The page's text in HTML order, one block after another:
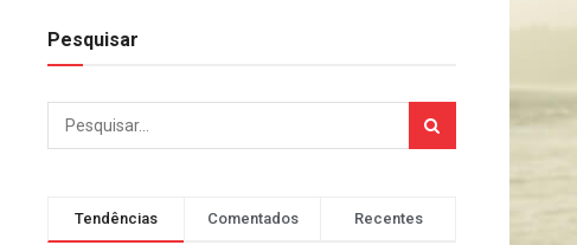
Pesquisar
Tendências Comentados Recentes